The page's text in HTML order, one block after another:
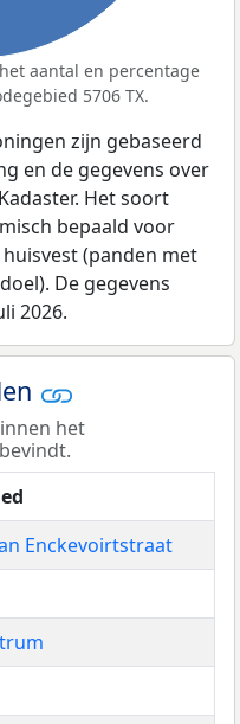
aantal en percentage
5706 TX.
zijn gebaseerd
en de gegevens over
Het soort
bepaald voor
(panden met
De gegevens
2026.
het
Enckevoirtstraat